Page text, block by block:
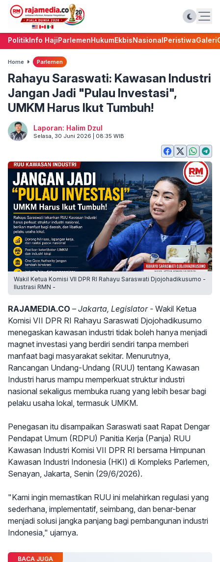
PolitikInfo HajiParlemenHukumEkbisNasionalPeristiwaGaleri
Home Parlemen
Rahayu Saraswati: Kawasan Industri
Jangan Jadi "Pulau Investasi",
UMKM Harus Ikut Tumbuh!
Laporan: Halim Dzul
Selasa, 30 Juni 2026 | 08:35 WIB
Wakil Ketua Komisi VII DPR RI Rahayu Saraswati Djojohadikusumo -
Ilustrasi RMN -
RAJAMEDIA.CO – Jakarta, Legislator - Wakil Ketua
Komisi VII DPR RI Rahayu Saraswati Djojohadikusumo
menegaskan kawasan industri tidak boleh hanya menjadi
magnet investasi yang berdiri sendiri tanpa memberi
manfaat bagi masyarakat sekitar. Menurutnya,
Rancangan Undang-Undang (RUU) tentang Kawasan
Industri harus mampu memperkuat struktur industri
nasional sekaligus membuka ruang yang lebih besar bagi
pelaku usaha lokal, termasuk UMKM.
Penegasan itu disampaikan Saraswati saat Rapat Dengar
Pendapat Umum (RDPU) Panitia Kerja (Panja) RUU
Kawasan Industri Komisi VII DPR RI bersama Himpunan
Kawasan Industri Indonesia (HKI) di Kompleks Parlemen,
Senayan, Jakarta, Senin (29/6/2026).
"Kami ingin memastikan RUU ini melahirkan regulasi yang
sederhana, implementatif, seimbang, dan benar-benar
menjadi solusi jangka panjang bagi pembangunan industri
Indonesia," ujarnya.
BACA JUGA